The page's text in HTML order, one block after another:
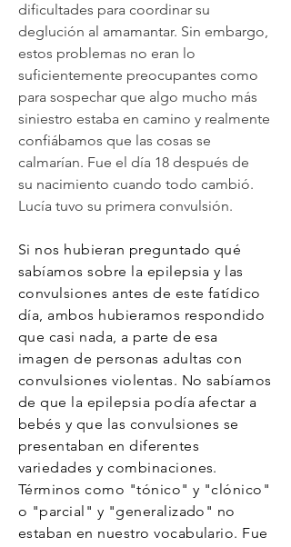
dificultades para coordinar su
deglución al amamantar. Sin embargo,
estos problemas no eran lo
suficientemente preocupantes como
para sospechar que algo mucho más
siniestro estaba en camino y realmente
confiábamos que las cosas se
calmarían. Fue el día 18 después de
su nacimiento cuando todo cambió.
Lucía tuvo su primera convulsión.
Si nos hubieran preguntado qué
sabíamos sobre la epilepsia y las
convulsiones antes de este fatídico
día, ambos hubieramos respondido
que casi nada, a parte de esa
imagen de personas adultas con
convulsiones violentas. No sabíamos
de que la epilepsia podía afectar a
bebés y que las convulsiones se
presentaban en diferentes
variedades y combinaciones.
Términos como "tónico" y "clónico"
o "parcial" y "generalizado" no
estaban en nuestro vocabulario. Fue